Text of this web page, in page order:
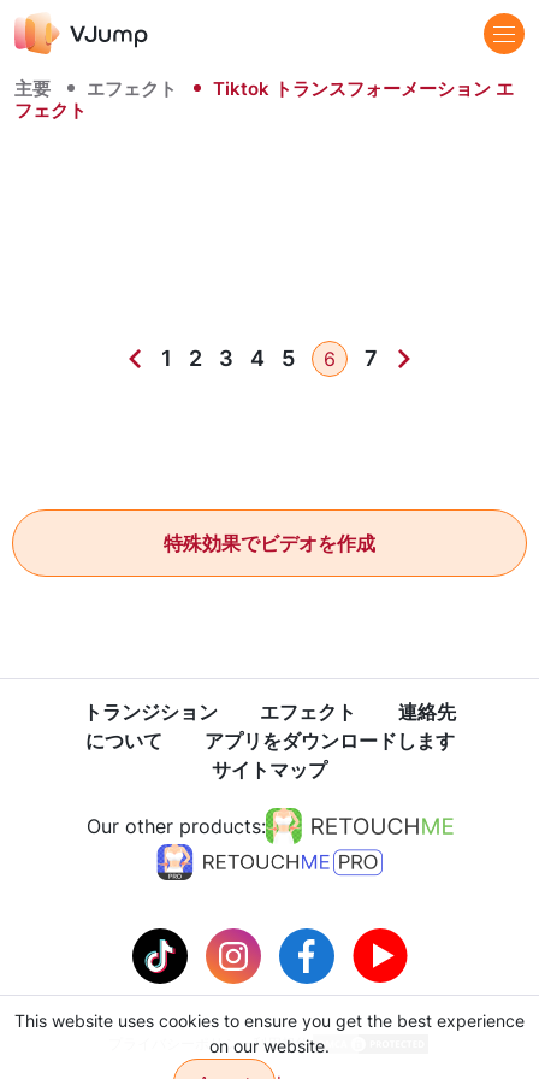
主要 エフェクト
Tiktok トランスフォーメーション エ
フェクト
1 2 3 4 5 6 7
特殊効果でビデオを作成
トランジション エフェクト
連絡先
について
アプリをダウンロードします
サイトマップ
プライバシーポリシー利用規約
Our other products:
This website uses cookies to ensure you get the best experience
on our website.